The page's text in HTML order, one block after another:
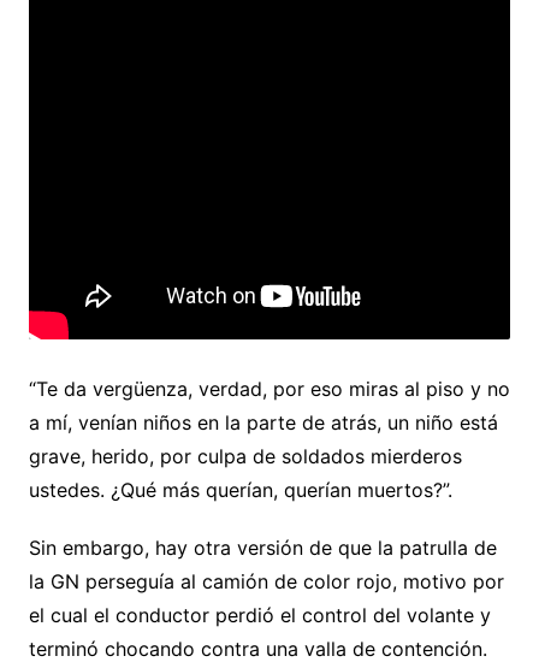
“Te da vergüenza, verdad, por eso miras al piso y no
a mí, venían niños en la parte de atrás, un niño está
grave, herido, por culpa de soldados mierderos
ustedes. ¿Qué más querían, querían muertos?”.
Sin embargo, hay otra versión de que la patrulla de
la GN perseguía al camión de color rojo, motivo por
el cual el conductor perdió el control del volante y
terminó chocando contra una valla de contención.